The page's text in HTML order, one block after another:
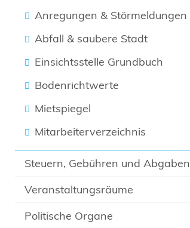
Anregungen & Störmeldungen
Abfall & saubere Stadt
Einsichtsstelle Grundbuch
Bodenrichtwerte
Mietspiegel
Mitarbeiterverzeichnis
Steuern, Gebühren und Abgaben
Veranstaltungsräume
Politische Organe